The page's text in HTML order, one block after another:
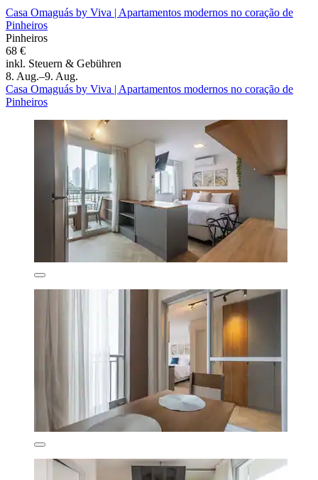
Casa Omaguás by Viva | Apartamentos modernos no coração de
Pinheiros
Pinheiros
68 €
inkl. Steuern & Gebühren
8. Aug.–9. Aug.
Casa Omaguás by Viva | Apartamentos modernos no coração de
Pinheiros